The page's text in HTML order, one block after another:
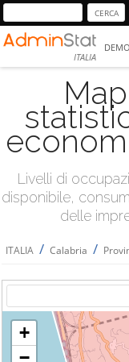
ITALIA
Livelli di
disponibile,
delle
ITALIA / Calabria /